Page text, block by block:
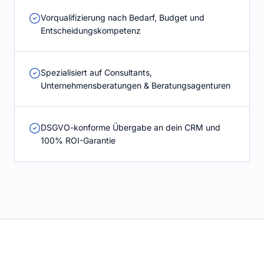
Vorqualifizierung nach Bedarf, Budget und
Entscheidungskompetenz
Spezialisiert auf Consultants,
Unternehmensberatungen & Beratungsagenturen
DSGVO-konforme Übergabe an dein CRM und
100% ROI-Garantie